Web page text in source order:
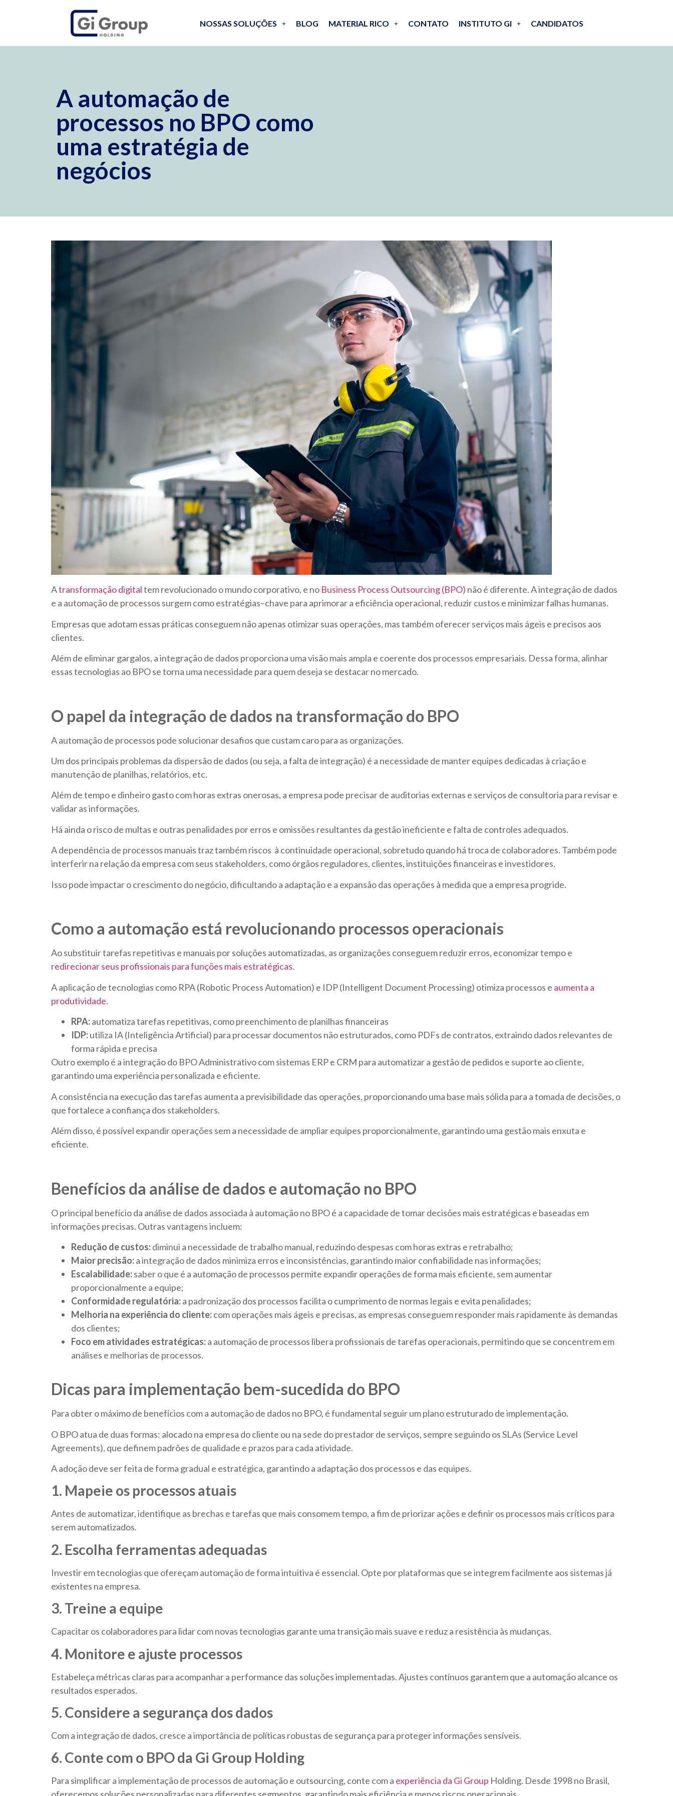
NOSSAS SOLUÇÕES BLOG MATERIAL RICO CONTATO INSTITUTO GI CANDIDATOS
A automação de
processos no BPO como
uma estratégia de
negócios
Atransformação digitaltem revolucionado o mundo corporativo, e no Business Process Outsourcing (BPO) não é diferente. A integração de dados
e a automação de processos surgem como estratégias–chave para aprimorar a eficiência operacional, reduzir custos e minimizar falhas humanas.
Empresas que adotam essas práticas conseguem não apenas otimizar suas operações, mas também oferecer serviços mais ágeis e precisos aos
clientes.
Além de eliminar gargalos, a integração de dados proporciona uma visão mais ampla e coerente dos processos empresariais. Dessa forma, alinhar
essas tecnologias ao BPO se torna uma necessidade para quem deseja se destacar no mercado.
O papel da integração de dados na transformação do BPO
A automação de processos pode solucionar desafios que custam caro para as organizações.
Um dos principais problemas da dispersão de dados (ou seja, a falta de integração) é a necessidade de manter equipes dedicadas à criação e
manutenção de planilhas, relatórios, etc.
Além de tempo e dinheiro gasto com horas extras onerosas, a empresa pode precisar de auditorias externas e serviços de consultoria para revisar e
validar as informações.
Há ainda o risco de multas e outras penalidades por erros e omissões resultantes da gestão ineficiente e falta de controles adequados.
A dependência de processos manuais traz também riscos à continuidade operacional, sobretudo quando há troca de colaboradores. Também pode
interferir na relação da empresa com seus stakeholders, como órgãos reguladores, clientes, instituições financeiras e investidores.
Isso pode impactar o crescimento do negócio, dificultando a adaptação e a expansão das operações à medida que a empresa progride.
Como a automação está revolucionando processos operacionais
Ao substituir tarefas repetitivas e manuais por soluções automatizadas, as organizações conseguem reduzir erros, economizar tempo e
redirecionar seus profissionais para funções mais estratégicas.
A aplicação de tecnologias como RPA (Robotic Process Automation) e IDP (Intelligent Document Processing) otimiza processos e aumenta a
produtividade.
RPA:automatiza tarefas repetitivas, como preenchimento de planilhas financeiras
IDP:utiliza IA (Inteligência Artificial) para processar documentos não estruturados, como PDFs de contratos, extraindo dados relevantes de
forma rápida e precisa
Outro exemplo é a integração do BPO Administrativo com sistemas ERP e CRM para automatizar a gestão de pedidos e suporte ao cliente,
garantindo uma experiência personalizada e eficiente.
A consistência na execução das tarefas aumenta a previsibilidade das operações, proporcionando uma base mais sólida para a tomada de decisões, o
que fortalece a confiança dos stakeholders.
Além disso, é possível expandir operações sem a necessidade de ampliar equipes proporcionalmente, garantindo uma gestão mais enxuta e
eficiente.
Benefícios da análise de dados e automação no BPO
O principal benefício da análise de dados associada à automação no BPO é a capacidade de tomar decisões mais estratégicas e baseadas em
informações precisas. Outras vantagens incluem:
Redução de custos:diminui a necessidade de trabalho manual, reduzindo despesas com horas extras e retrabalho;
Maior precisão:a integração de dados minimiza erros e inconsistências, garantindo maior confiabilidade nas informações;
Escalabilidade:saber o que é a automação de processos permite expandir operações de forma mais eficiente, sem aumentar
proporcionalmente a equipe;
Conformidade regulatória:a padronização dos processos facilita o cumprimento de normas legais e evita penalidades;
Melhoria na experiência do cliente:com operações mais ágeis e precisas, as empresas conseguem responder mais rapidamente às demandas
dos clientes;
Foco em atividades estratégicas:a automação de processos libera profissionais de tarefas operacionais, permitindo que se concentrem em
análises e melhorias de processos.
Dicas para implementação bem-sucedida do BPO
Para obter o máximo de benefícios com a automação de dados no BPO, é fundamental seguir um plano estruturado de implementação.
O BPO atua de duas formas: alocado na empresa do cliente ou na sede do prestador de serviços, sempre seguindo os SLAs (Service Level
Agreements), que definem padrões de qualidade e prazos para cada atividade.
A adoção deve ser feita de forma gradual e estratégica, garantindo a adaptação dos processos e das equipes.
1. Mapeie os processos atuais
Antes de automatizar, identifique as brechas e tarefas que mais consomem tempo, a fim de priorizar ações e definir os processos mais críticos para
serem automatizados.
2. Escolha ferramentas adequadas
Investir em tecnologias que ofereçam automação de forma intuitiva é essencial. Opte por plataformas que se integrem facilmente aos sistemas já
existentes na empresa.
3. Treine a equipe
Capacitar os colaboradores para lidar com novas tecnologias garante uma transição mais suave e reduz a resistência às mudanças.
4. Monitore e ajuste processos
Estabeleça métricas claras para acompanhar a performance das soluções implementadas. Ajustes contínuos garantem que a automação alcance os
resultados esperados.
5. Considere a segurança dos dados
Com a integração de dados, cresce a importância de políticas robustas de segurança para proteger informações sensíveis.
6. Conte com o BPO da Gi Group Holding
Para simplificar a implementação de processos de automação e outsourcing, conte coma experiência da Gi Group Holding. Desde 1998 no Brasil,